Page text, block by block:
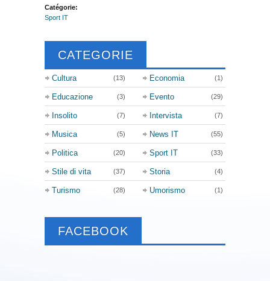
Catégorie:
Sport IT
CATEGORIE
Cultura (13) Economia (1)
Educazione (3) Evento (29)
Insolito (7) Intervista (7)
Musica (5) News IT (55)
Politica (20) Sport IT (33)
Stile di vita (37) Storia (4)
Turismo (28) Umorismo (1)
FACEBOOK